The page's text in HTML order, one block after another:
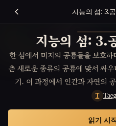
지능의 섬: 3.
지능의 섬: 3.
한 섬에서 미지의 공룡들을 보호
춘 새로운 종류의 공룡에 맞서 싸
기. 이 과정에서 인간과 자연의
T
읽기 시